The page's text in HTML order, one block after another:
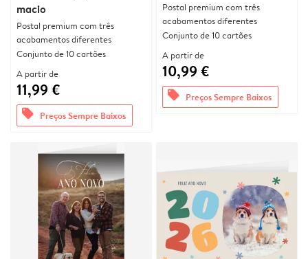
macio
Postal premium com três
acabamentos diferentes
Conjunto de 10 cartões
A partir de
11,99 €
offers Preços Sempre Baixos
Postal premium com três
acabamentos diferentes
Conjunto de 10 cartões
A partir de
10,99 €
offers Preços Sempre Baixos